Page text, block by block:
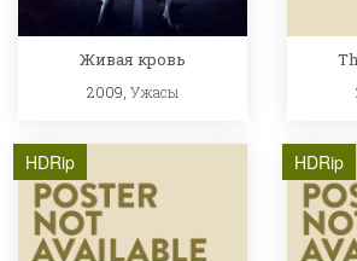
Живая кровь
2009, Ужасы
HDRip HDRip